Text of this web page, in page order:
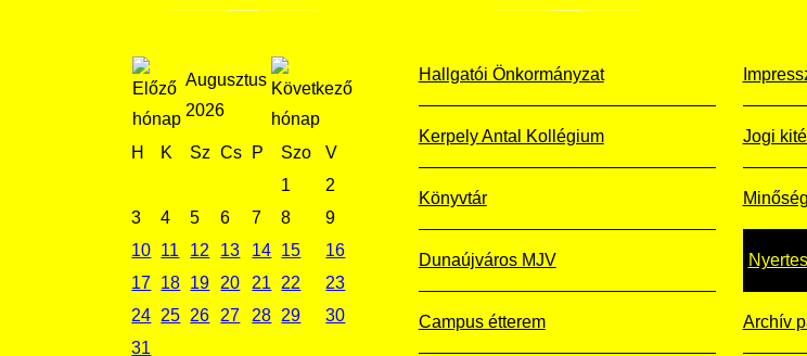
Augusztus
2026
H K Sz Cs P Szo
V
1
2
3
4 5 6 7 8
9
10 11 12 13 14 15
16
17 18 19 20 21 22
23
24 25 26 27 28 29
30
31
Hallgatói Önkormányzat
Kerpely Antal Kollégium
Könyvtár
Dunaújváros MJV
Campus étterem
Jogi
Archív